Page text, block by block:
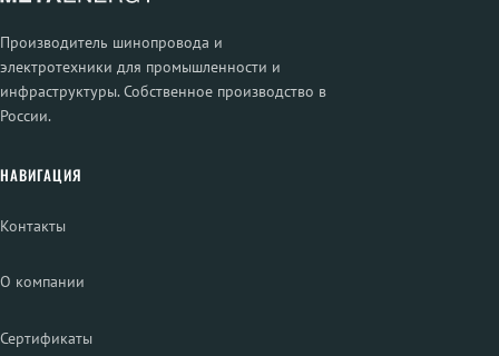
Производитель шинопровода и
электротехники для промышленности и
инфраструктуры. Собственное производство в
России.
НАВИГАЦИЯ
Контакты
О компании
Сертификаты